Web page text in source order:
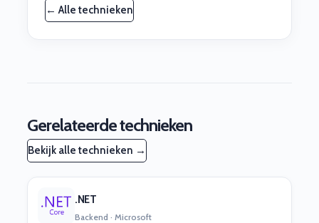
← Alle technieken
Gerelateerde technieken
Bekijk alle technieken →
.NET
Backend · Microsoft